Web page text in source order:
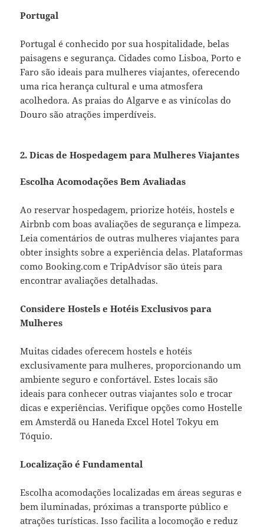
Portugal
Portugal é conhecido por sua hospitalidade, belas
paisagens e segurança. Cidades como Lisboa, Porto e
Faro são ideais para mulheres viajantes, oferecendo
uma rica herança cultural e uma atmosfera
acolhedora. As praias do Algarve e as vinícolas do
Douro são atrações imperdíveis.
2. Dicas de Hospedagem para Mulheres Viajantes
Escolha Acomodações Bem Avaliadas
Ao reservar hospedagem, priorize hotéis, hostels e
Airbnb com boas avaliações de segurança e limpeza.
Leia comentários de outras mulheres viajantes para
obter insights sobre a experiência delas. Plataformas
como Booking.com e TripAdvisor são úteis para
encontrar avaliações detalhadas.
Considere Hostels e Hotéis Exclusivos para
Mulheres
Muitas cidades oferecem hostels e hotéis
exclusivamente para mulheres, proporcionando um
ambiente seguro e confortável. Estes locais são
ideais para conhecer outras viajantes solo e trocar
dicas e experiências. Verifique opções como Hostelle
em Amsterdã ou Haneda Excel Hotel Tokyu em
Tóquio.
Localização é Fundamental
Escolha acomodações localizadas em áreas seguras e
bem iluminadas, próximas a transporte público e
atrações turísticas. Isso facilita a locomoção e reduz